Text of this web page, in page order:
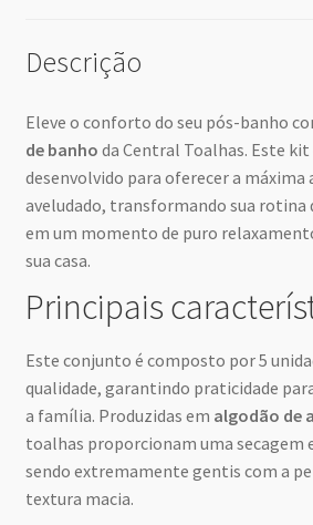
Descrição
Eleve o conforto do seu pós-banho
de banho da Central Toalhas. Este
desenvolvido para oferecer a máxima
aveludado, transformando sua rotina
em um momento de puro
sua casa.
Principais
Este conjunto é composto por 5
qualidade, garantindo praticidade
a família. Produzidas em algodão de
toalhas proporcionam uma secagem
sendo extremamente gentis com a
textura macia.